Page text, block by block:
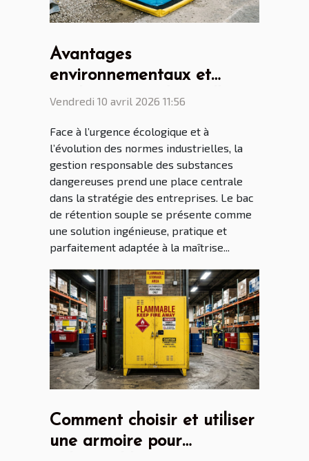
Avantages
environnementaux et
applications industrielles
Vendredi 10 avril 2026 11:56
Face à l’urgence écologique et à
l’évolution des normes industrielles, la
gestion responsable des substances
dangereuses prend une place centrale
dans la stratégie des entreprises. Le bac
de rétention souple se présente comme
une solution ingénieuse, pratique et
parfaitement adaptée à la maîtrise...
Comment choisir et utiliser
une armoire pour